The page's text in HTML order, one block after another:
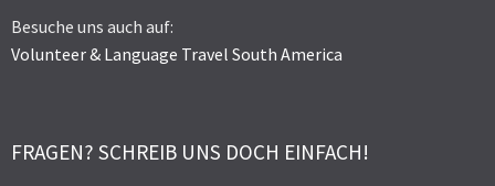
Besuche uns auch auf:
Volunteer & Language Travel South America
FRAGEN? SCHREIB UNS DOCH EINFACH!